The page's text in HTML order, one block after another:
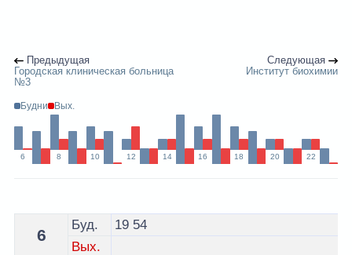
Предыдущая
Городская клиническая больница
№3
Следующая
Институт биохимии
Будни Вых.
6 8 10 12 14 16 18 20 22
Расписание 6 автобуса Гродно - остановка
6
Буд. 19 54
Вых.